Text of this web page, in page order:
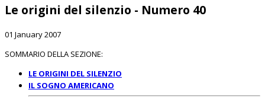
Le origini del silenzio - Numero 40
01 January 2007
SOMMARIO DELLA SEZIONE:
LE ORIGINI DEL SILENZIO
IL SOGNO AMERICANO